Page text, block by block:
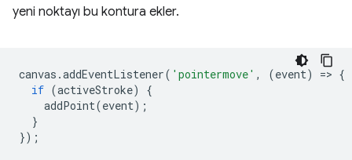
yeni noktayı bu kontura ekler.
canvas .addEventListener( 'pointermove' , (event) => {
if (activeStroke)
{
addPoint(event);
}
});